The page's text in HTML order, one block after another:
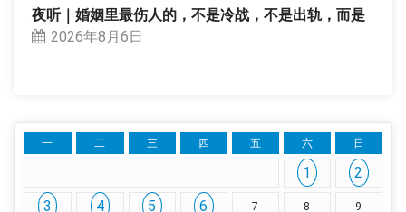
夜听｜婚姻里最伤人的，不是冷战，不是出轨，而是
2026年8月6日
一 二 三 四 五 六 日
1
2
3
4 5 6 7 8 9